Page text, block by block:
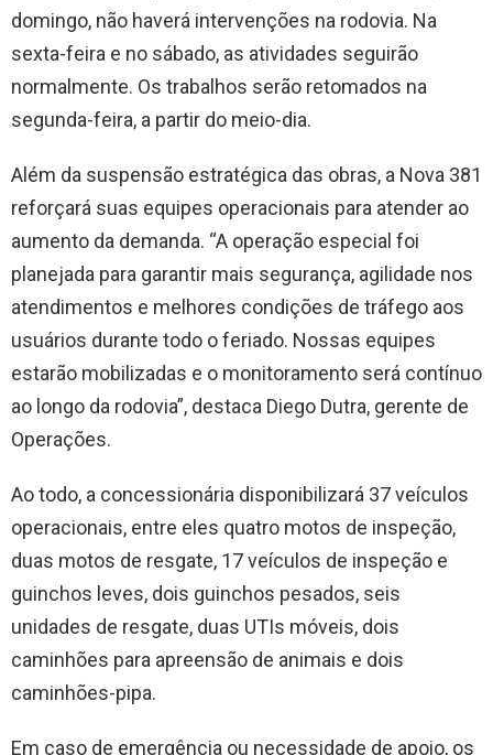
domingo, não haverá intervenções na rodovia. Na
sexta-feira e no sábado, as atividades seguirão
normalmente. Os trabalhos serão retomados na
segunda-feira, a partir do meio-dia.
Além da suspensão estratégica das obras, a Nova 381
reforçará suas equipes operacionais para atender ao
aumento da demanda. “A operação especial foi
planejada para garantir mais segurança, agilidade nos
atendimentos e melhores condições de tráfego aos
usuários durante todo o feriado. Nossas equipes
estarão mobilizadas e o monitoramento será contínuo
ao longo da rodovia”, destaca Diego Dutra, gerente de
Operações.
Ao todo, a concessionária disponibilizará 37 veículos
operacionais, entre eles quatro motos de inspeção,
duas motos de resgate, 17 veículos de inspeção e
guinchos leves, dois guinchos pesados, seis
unidades de resgate, duas UTIs móveis, dois
caminhões para apreensão de animais e dois
caminhões-pipa.
Em caso de emergência ou necessidade de apoio, os